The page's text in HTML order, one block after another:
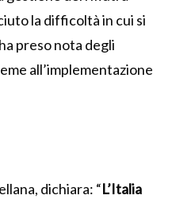
la difficoltà in cui si
preso nota degli
all’implementazione
dichiara: “L’Italia